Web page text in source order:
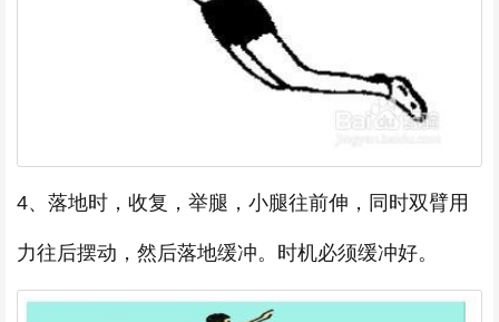
4、落地时，收复，举腿，小腿往前伸，同时双臂用
力往后摆动，然后落地缓冲。时机必须缓冲好。